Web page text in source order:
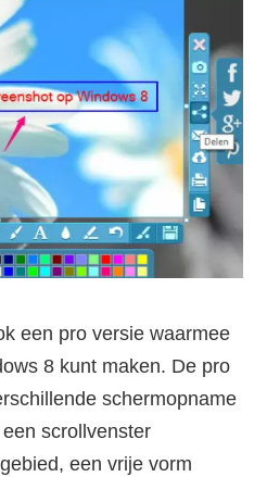
een pro versie waarmee
8 kunt maken. De pro
schermopname
scrollvenster
een vrije vorm